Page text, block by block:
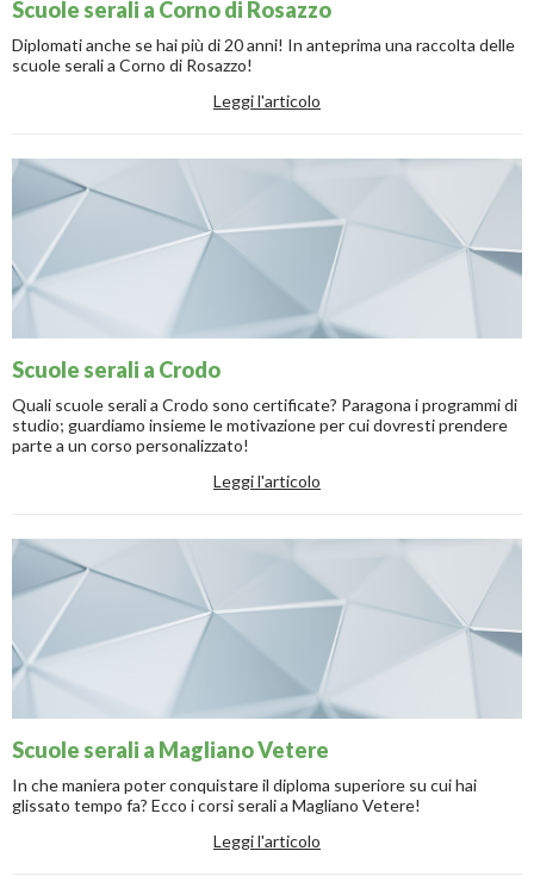
Scuole serali a Corno di Rosazzo
Diplomati anche se hai più di 20 anni! In anteprima una raccolta delle
scuole serali a Corno di Rosazzo!
Leggi l'articolo
Scuole serali a Crodo
Quali scuole serali a Crodo sono certificate? Paragona i programmi di
studio; guardiamo insieme le motivazione per cui dovresti prendere
parte a un corso personalizzato!
Leggi l'articolo
Scuole serali a Magliano Vetere
In che maniera poter conquistare il diploma superiore su cui hai
glissato tempo fa? Ecco i corsi serali a Magliano Vetere!
Leggi l'articolo